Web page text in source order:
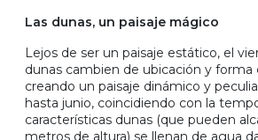
Las dunas, un paisaje mágico
Lejos de ser un paisaje estático, el
dunas cambien de ubicación y
creando un paisaje dinámico y
hasta junio, coincidiendo con la
características dunas (que pueden
metros de altura) se llenan de agua